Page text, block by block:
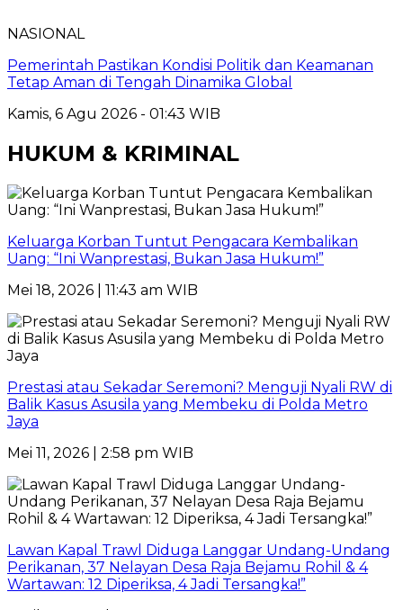
NASIONAL
Pemerintah Pastikan Kondisi Politik dan Keamanan
Tetap Aman di Tengah Dinamika Global
Kamis, 6 Agu 2026 - 01:43 WIB
HUKUM & KRIMINAL
Keluarga Korban Tuntut Pengacara Kembalikan
Uang: “Ini Wanprestasi, Bukan Jasa Hukum!”
Mei 18, 2026 | 11:43 am WIB
Prestasi atau Sekadar Seremoni? Menguji Nyali RW di
Balik Kasus Asusila yang Membeku di Polda Metro
Jaya
Mei 11, 2026 | 2:58 pm WIB
Lawan Kapal Trawl Diduga Langgar Undang-Undang
Perikanan, 37 Nelayan Desa Raja Bejamu Rohil & 4
Wartawan: 12 Diperiksa, 4 Jadi Tersangka!”